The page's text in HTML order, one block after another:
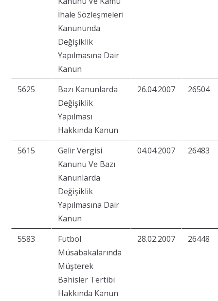
İhale Sözleşmeleri
Kanununda
Değişiklik
Yapılmasına Dair
Kanun
5625
Bazı Kanunlarda
Değişiklik
Yapılması
Hakkında Kanun
26.04.2007 26504
5615
Gelir Vergisi
Kanunu Ve Bazı
Kanunlarda
Değişiklik
Yapılmasına Dair
Kanun
04.04.2007 26483
5583
Futbol
Müsabakalarında
Müşterek
Bahisler Tertibi
Hakkında Kanun
28.02.2007 26448